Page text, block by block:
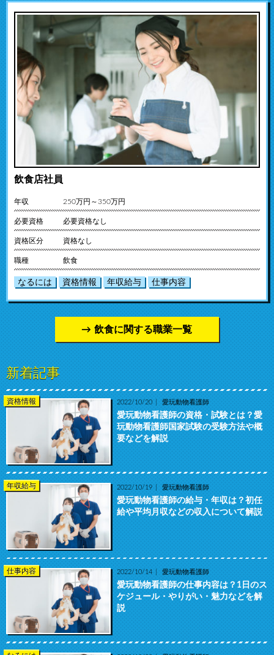
飲食店社員
年収 250万円～350万円
必要資格 必要資格なし
資格区分 資格なし
職種 飲食
なるには 資格情報 年収給与 仕事内容
飲食に関する職業一覧
新着記事
資格情報 2022/10/20 愛玩動物看護師
愛玩動物看護師の資格・試験とは？愛
玩動物看護師国家試験の受験方法や概
要などを解説
年収給与 2022/10/19 愛玩動物看護師
愛玩動物看護師の給与・年収は？初任
給や平均月収などの収入について解説
仕事内容 2022/10/14 愛玩動物看護師
愛玩動物看護師の仕事内容は？1日のス
ケジュール・やりがい・魅力などを解
説